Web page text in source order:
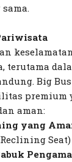
terutama
Big
premium
aman:
yang
Reclining Seat